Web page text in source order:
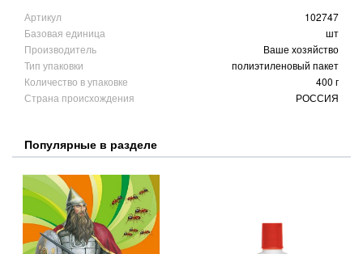
Артикул
102747
Базовая единица
шт
Производитель
Ваше хозяйство
Тип упаковки
полиэтиленовый пакет
Количество в упаковке
400 г
Страна происхождения
РОССИЯ
Популярные в разделе